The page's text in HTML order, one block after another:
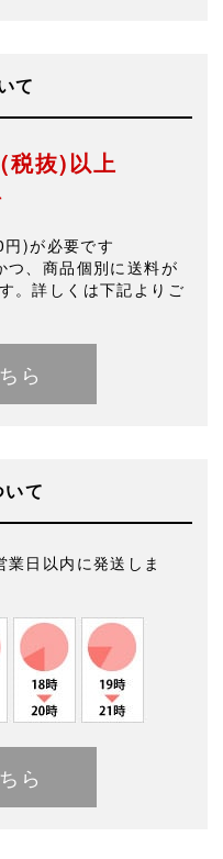
て
抜)以上
)が必要です
つ、商品個別に送料が
。詳しくは下記よりご
ら
て
日以内に発送しま
ら